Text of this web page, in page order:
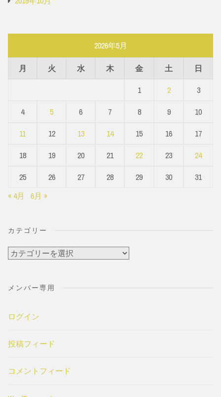
2026年5月
月 火 水 木 金 土
日
1
2
3
4
5 6 7 8 9
10
11
12 13 14 15 16
17
18
19 20 21 22 23
24
25
26 27 28 29 30
31
« 4月
6月 »
カテゴリー
カ
ゴ
ー
メンバー専用
ログイン
投稿フィード
コメントフィード